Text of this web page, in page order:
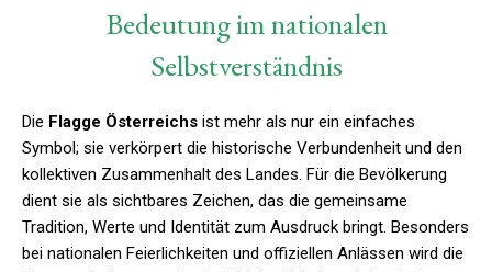
Bedeutung im nationalen
Selbstverständnis
Die Flagge Österreichs ist mehr als nur ein einfaches
Symbol; sie verkörpert die historische Verbundenheit und den
kollektiven Zusammenhalt des Landes. Für die Bevölkerung
dient sie als sichtbares Zeichen, das die gemeinsame
Tradition, Werte und Identität zum Ausdruck bringt. Besonders
bei nationalen Feierlichkeiten und offiziellen Anlässen wird die